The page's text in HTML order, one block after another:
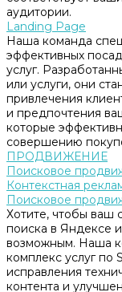
аудитории.
Landing Page
Наша команда
эффективных
услуг.
или услуги, они
привлечения
и предпочтения
которые
совершению
ПРОДВИЖЕНИЕ
Поисковое
Контекстная
Поисковое
Хотите, чтобы ваш
поиска в Яндексе
возможным. Наша
комплекс услуг по
исправления
контента и